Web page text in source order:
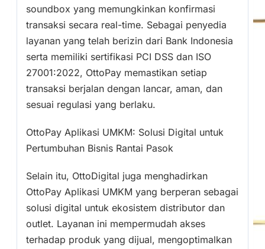
soundbox yang memungkinkan konfirmasi
transaksi secara real-time. Sebagai penyedia
layanan yang telah berizin dari Bank Indonesia
serta memiliki sertifikasi PCI DSS dan ISO
27001:2022, OttoPay memastikan setiap
transaksi berjalan dengan lancar, aman, dan
sesuai regulasi yang berlaku.
OttoPay Aplikasi UMKM: Solusi Digital untuk
Pertumbuhan Bisnis Rantai Pasok
Selain itu, OttoDigital juga menghadirkan
OttoPay Aplikasi UMKM yang berperan sebagai
solusi digital untuk ekosistem distributor dan
outlet. Layanan ini mempermudah akses
terhadap produk yang dijual, mengoptimalkan